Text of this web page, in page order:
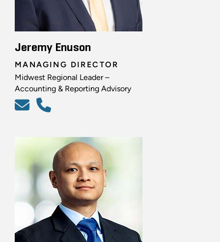
Jeremy Enuson
MANAGING DIRECTOR
Midwest Regional Leader –
Accounting & Reporting Advisory